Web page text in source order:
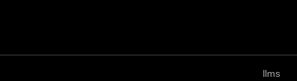
llms